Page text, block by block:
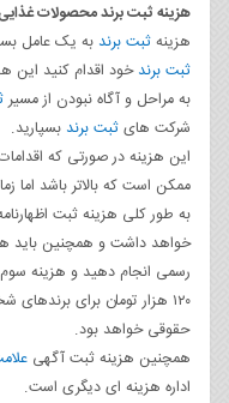
هزینه ثبت برند محصولات
هزینهثبت برند به یک عامل
ثبت برندخود اقدام کنید این
به مراحل و آگاه نبودن از مسیر
شرکت‌ هایثبت برند بسپارید.
این هزینه در صورتی‌ که
ممکن است که بالاتر باشد اما
به‌ طور کلی هزینه ثبت
خواهد داشت و همچنین باید
رسمی انجام دهید و هزینه
حقوقی خواهد بود.
همچنین هزینه ثبت آگهی
اداره هزینه‌ ای دیگری است.